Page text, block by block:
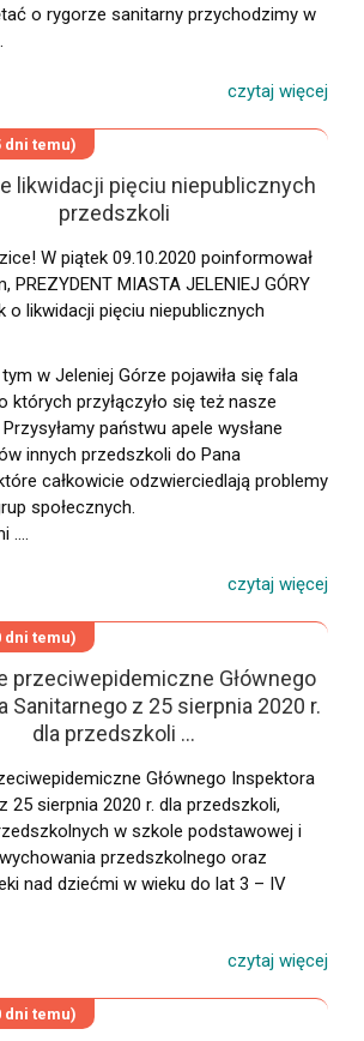
o rygorze sanitarny przychodzimy w
likwidacji pięciu niepublicznych
przedszkoli
dni temu)
W piątek 09.10.2020 poinformował
PREZYDENT MIASTA JELENIEJ GÓRY
o likwidacji pięciu niepublicznych
w Jeleniej Górze pojawiła się fala
których przyłączyło się też nasze
państwu apele wysłane
innych przedszkoli do Pana
całkowicie odzwierciedlają problemy
społecznych.
....
przeciwepidemiczne Głównego
Sanitarnego z 25 sierpnia 2020 r.
dla przedszkoli ...
dni temu)
Głównego Inspektora
25 sierpnia 2020 r. dla przedszkoli,
w szkole podstawowej i
przedszkolnego oraz
nad dziećmi w wieku do lat 3 – IV
dni temu)